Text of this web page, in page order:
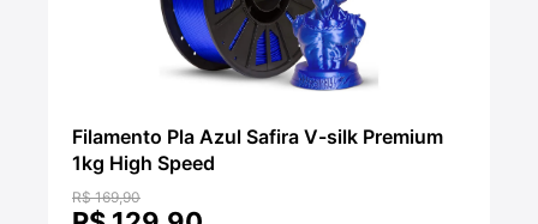
Filamento Pla Azul Safira V-silk Premium
1kg High Speed
R$ 169,90